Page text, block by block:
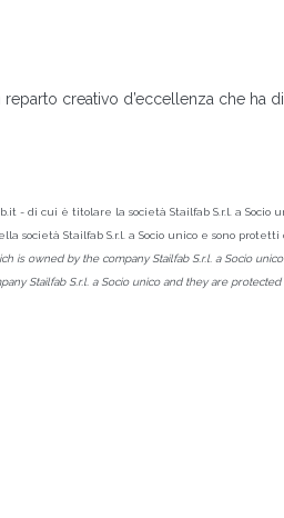
creativo d’eccellenza che
- di cui è titolare la società Stailfab S.r.l. a Socio
società Stailfab S.r.l. a Socio unico e sono
is owned by the company Stailfab S.r.l. a Socio
Stailfab S.r.l. a Socio unico and they are